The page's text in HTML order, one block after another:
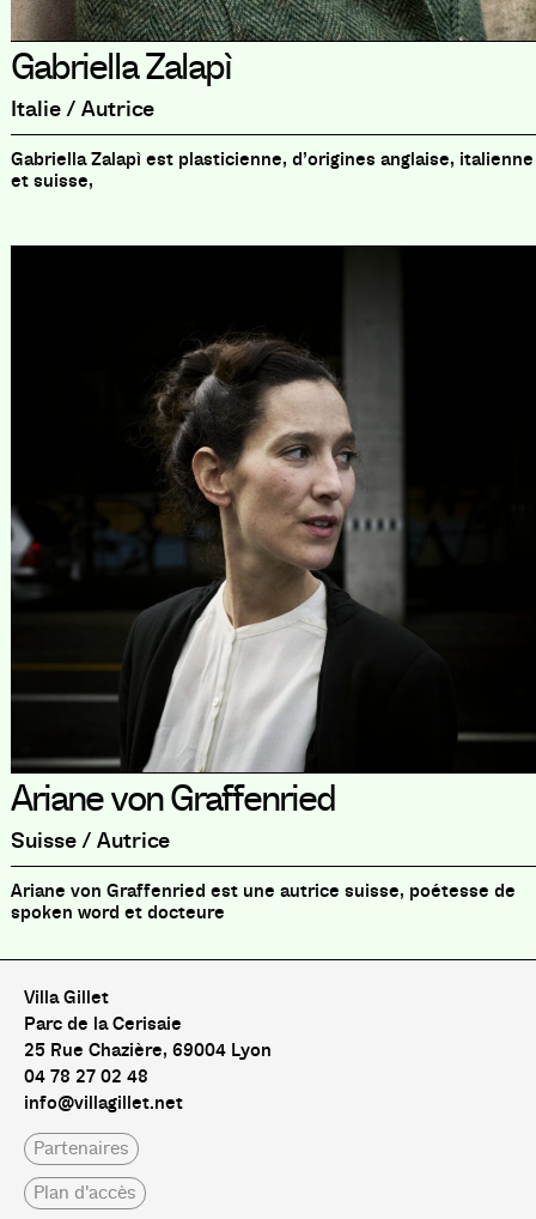
Gabriella Zalapì
Italie / Autrice
Gabriella Zalapì est plasticienne, d’origines anglaise, italienne
et suisse,
Ariane von Graffenried
Suisse / Autrice
Ariane von Graffenried est une autrice suisse, poétesse de
spoken word et docteure
Villa Gillet
Parc de la Cerisaie
25 Rue Chazière, 69004 Lyon
04 78 27 02 48
info@villagillet.net
Partenaires
Plan d'accès